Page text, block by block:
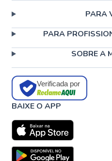
PARA
PARA
SOBRE A
Verificada por
BAIXE O APP